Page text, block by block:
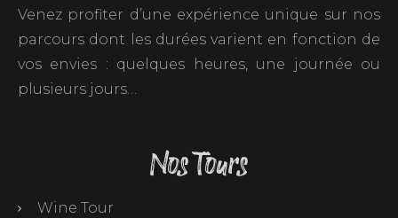
Venez profiter d’une expérience unique sur nos
parcours dont les durées varient en fonction de
vos envies : quelques heures, une journée ou
plusieurs jours…
Nos Tours
Wine Tour